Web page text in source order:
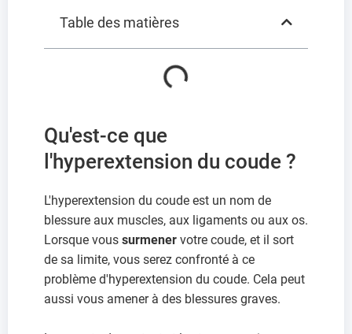
Table des matières
Qu'est-ce que
l'hyperextension du coude ?
L'hyperextension du coude est un nom de
blessure aux muscles, aux ligaments ou aux os.
Lorsque vous surmener votre coude, et il sort
de sa limite, vous serez confronté à ce
problème d'hyperextension du coude. Cela peut
aussi vous amener à des blessures graves.